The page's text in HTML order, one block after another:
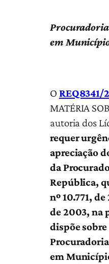
em
O REQ8341/
MATÉRIA
autoria dos
requer
apreciação
da
República,
nº 10.771,
de 2003, na
dispõe
em